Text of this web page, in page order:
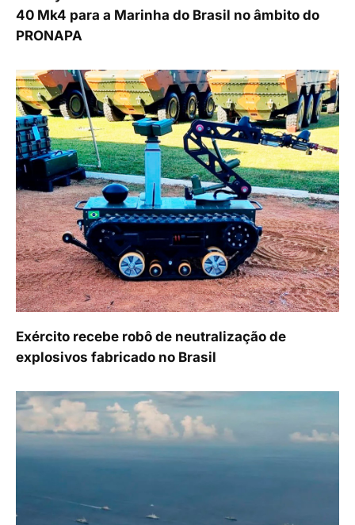
40 Mk4 para a Marinha do Brasil no âmbito do
PRONAPA
Exército recebe robô de neutralização de
explosivos fabricado no Brasil